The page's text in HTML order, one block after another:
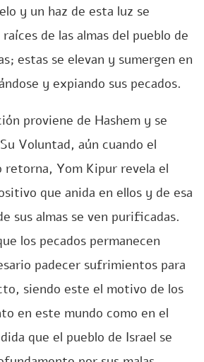
y un haz de esta luz se
de las almas del pueblo de
estas se elevan y sumergen en
y expiando sus pecados.
proviene de Hashem y se
Voluntad, aún cuando el
retorna, Yom Kipur revela el
que anida en ellos y de esa
sus almas se ven purificadas.
los pecados permanecen
padecer sufrimientos para
siendo este el motivo de los
en este mundo como en el
que el pueblo de Israel se